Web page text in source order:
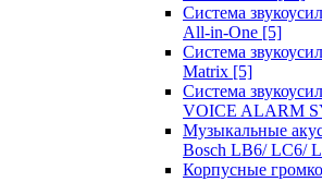
Система
All-in-One [5]
Система
Matrix [5]
Система
VOICE ALARM
Музыкальные
Bosch LB6/ LC6/
Корпусные